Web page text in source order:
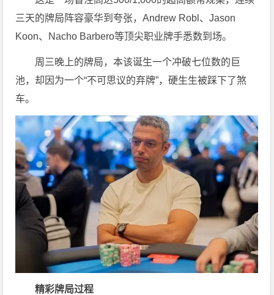
三天的牌局阵容豪华到夸张，Andrew Robl、Jason
Koon、Nacho Barbero等顶尖职业牌手悉数到场。
周三晚上的牌局，本该诞生一个冲破七位数的巨
池，却因为一个“不可思议的弃牌”，硬生生被踩下了煞
车。
精彩牌局过程